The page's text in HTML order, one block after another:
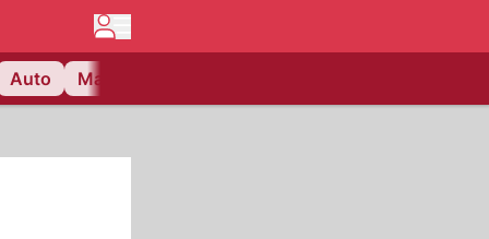
Auto Matchcenter